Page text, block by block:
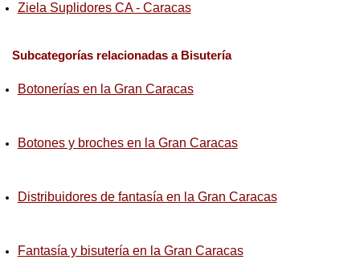
Ziela Suplidores CA - Caracas
Subcategorías relacionadas a Bisutería
Botonerías en la Gran Caracas
Botones y broches en la Gran Caracas
Distribuidores de fantasía en la Gran Caracas
Fantasía y bisutería en la Gran Caracas